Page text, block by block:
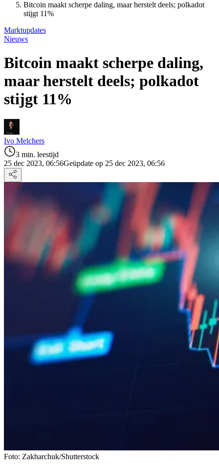
Bitcoin maakt scherpe daling, maar herstelt deels; polkadot
stijgt 11%
Marktupdates
Nieuws
Bitcoin maakt scherpe daling,
maar herstelt deels; polkadot
stijgt 11%
Ivo Melchers
3 min. leestijd
25 dec 2023, 06:56Geüpdate op 25 dec 2023, 06:56
Foto: Zakharchuk/Shutterstock